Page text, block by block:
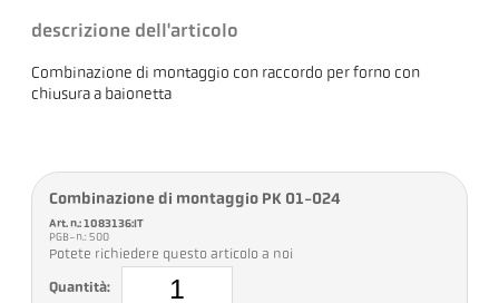
descrizione dell'articolo
Combinazione di montaggio con raccordo per forno con
chiusura a baionetta
Combinazione di montaggio PK 01-024
Art. n.: 1083136:IT
PGB-n.: 500
Potete richiedere questo articolo a noi
Quantità: